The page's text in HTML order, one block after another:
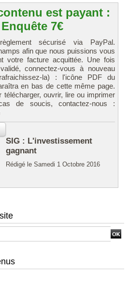
est payant :
7€
sécurisé via PayPal.
afin que nous puissions vous
votre facture acquittée. Une fois
connectez-vous à nouveau
la) : l'icône PDF du
en bas de cette même page.
télécharger, ouvrir, lire ou imprimer
de soucis, contactez-nous :
SIG : L'investissement
gagnant
Rédigé le Samedi 1 Octobre 2016